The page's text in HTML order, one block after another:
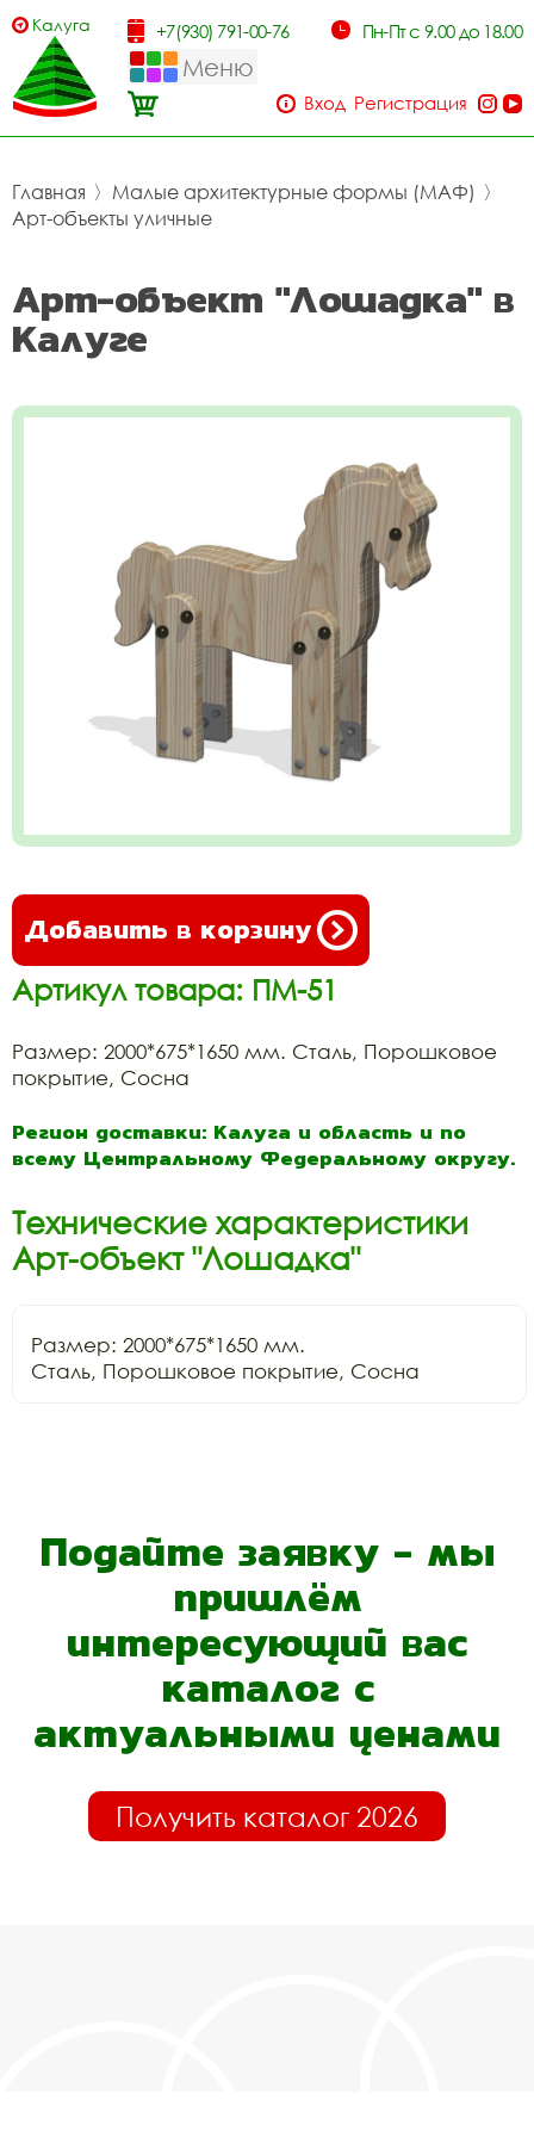
Калуга +7(930) 791-00-76 Пн-Пт с 9.00 до 18.00
Меню
Вход Регистрация
Главная 〉 Малые архитектурные формы (МАФ) 〉
Арт-объекты уличные
Арт-объект "Лошадка" в
Калуге
Добавить в корзину
Артикул товара: ПМ-51
Размер: 2000*675*1650 мм. Сталь, Порошковое
покрытие, Сосна
Регион доставки: Калуга и область и по
всему Центральному Федеральному округу.
Технические характеристики
Арт-объект "Лошадка"
Размер: 2000*675*1650 мм.
Сталь, Порошковое покрытие, Сосна
Подайте заявку - мы
пришлём
интересующий вас
каталог с
актуальными ценами
Получить каталог 2026